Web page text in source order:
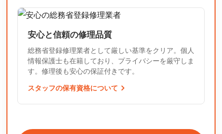
安心と信頼の修理品質
総務省登録修理業者として厳しい基準をクリア。個人
情報保護士も在籍しており、プライバシーを厳守しま
す。修理後も安心の保証付きです。
スタッフの保有資格について